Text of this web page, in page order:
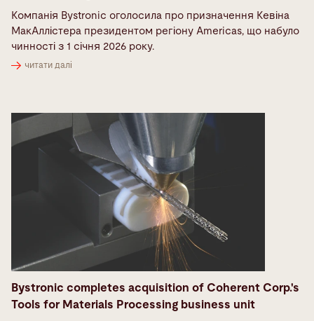
Компанія Bystronic оголосила про призначення Кевіна
МакАллістера президентом регіону Americas, що набуло
чинності з 1 січня 2026 року.
читати далі
Bystronic completes acquisition of Coherent Corp.'s
Tools for Materials Processing business unit